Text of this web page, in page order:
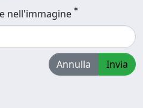
nell'immagine
Annulla Invia